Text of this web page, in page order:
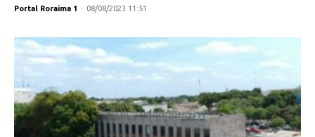
Portal Roraima 1 - 08/08/2023 11:51